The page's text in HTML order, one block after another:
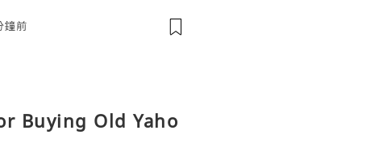
success. AcckingUSA.
鐘前
Buying Old Yaho